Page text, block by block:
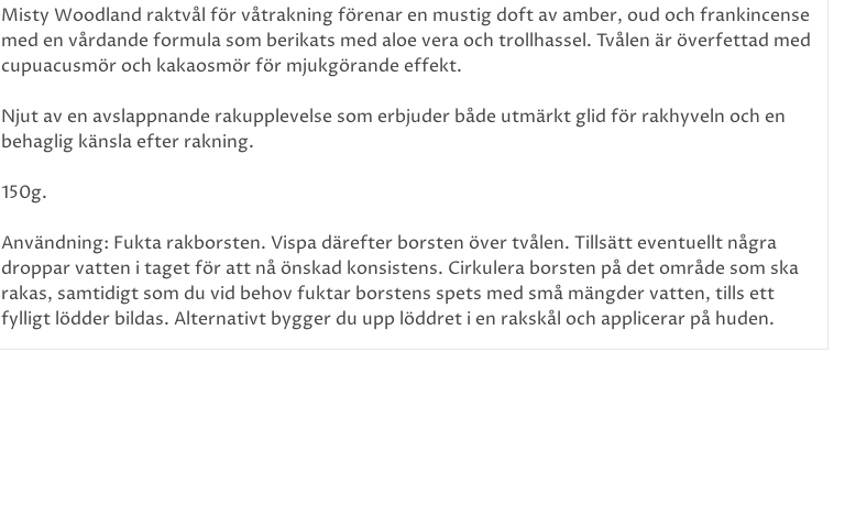
Misty Woodland raktvål för våtrakning förenar en mustig doft av amber, oud och frankincense
med en vårdande formula som berikats med aloe vera och trollhassel. Tvålen är överfettad med
cupuacusmör och kakaosmör för mjukgörande effekt.
Njut av en avslappnande rakupplevelse som erbjuder både utmärkt glid för rakhyveln och en
behaglig känsla efter rakning.
150g.
Användning: Fukta rakborsten. Vispa därefter borsten över tvålen. Tillsätt eventuellt några
droppar vatten i taget för att nå önskad konsistens. Cirkulera borsten på det område som ska
rakas, samtidigt som du vid behov fuktar borstens spets med små mängder vatten, tills ett
fylligt lödder bildas. Alternativt bygger du upp löddret i en rakskål och applicerar på huden.